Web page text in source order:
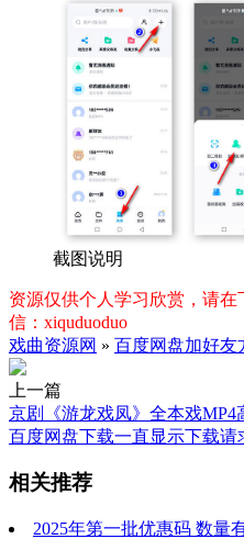
截图说明
资源仅供个人学习欣赏，请
信：xiquduoduo
戏曲资源网 » 百度网盘加好友
上一篇
京剧《游龙戏凤》全本戏MP4
百度网盘下载一直显示下载请
相关推荐
2025年第一批优惠码 数量